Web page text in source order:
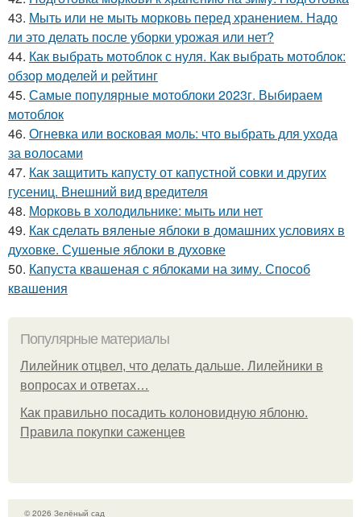
43. Мыть или не мыть морковь перед хранением. Надо
ли это делать после уборки урожая или нет?
44. Как выбрать мотоблок с нуля. Как выбрать мотоблок:
обзор моделей и рейтинг
45. Самые популярные мотоблоки 2023г. Выбираем
мотоблок
46. Огневка или восковая моль: что выбрать для ухода
за волосами
47. Как защитить капусту от капустной совки и других
гусениц. Внешний вид вредителя
48. Морковь в холодильнике: мыть или нет
49. Как сделать вяленые яблоки в домашних условиях в
духовке. Сушеные яблоки в духовке
50. Капуста квашеная с яблоками на зиму. Способ
квашения
Популярные материалы
Лилейник отцвел, что делать дальше. Лилейники в
вопросах и ответах…
Как правильно посадить колоновидную яблоню.
Правила покупки саженцев
© 2026 Зелёный сад